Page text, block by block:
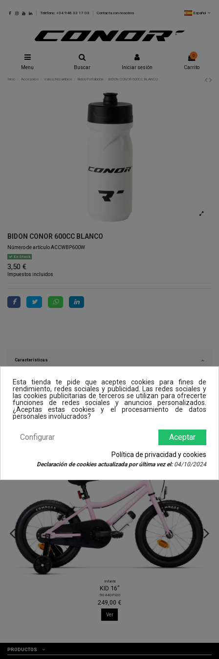
Teléfono: +34 948 33 17 03 Contacta con nosotros Español
Menu Buscar Iniciar sesión
0
Carrito
Inicio Accesorios Varios/Recambios Bidón/Portabidón BIDON CONOR 600CC BLANCO
BIDON CONOR 600CC BLANCO
Número de artículoACCWBP600W
En Stock
3,50 €
Impuestos incluidos
Características
Opiniones (0)
Los clientes que adquirieron este producto también compraron:
KID 16"
.90440PI00
249,00 €
PRODUCTOS
Esta tienda te pide que aceptes cookies para fines de
rendimiento, redes sociales y publicidad. Las redes sociales y
las cookies publicitarias de terceros se utilizan para ofrecerte
funciones de redes sociales y anuncios personalizados.
¿Aceptas estas cookies y el procesamiento de datos
personales involucrados?
Aceptar
Configurar
Política de privacidad y cookies
Declaración de cookies actualizada por última vez el:04/10/2024